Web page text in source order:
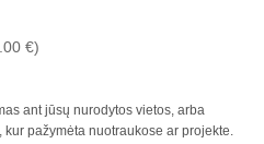
€)
ant jūsų nurodytos vietos, arba
pažymėta nuotraukose ar projekte.